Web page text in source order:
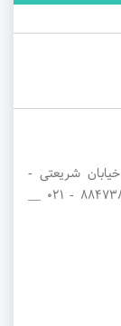
شریعتی -
ساختمان پزشکان ابن سینا - پلاک 7 تلفن : 88473842 - ۰۲۱ __